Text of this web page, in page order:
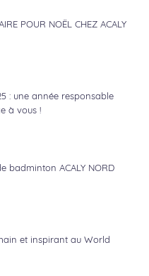
POUR NOËL CHEZ ACALY
: une année responsable
à vous !
badminton ACALY NORD
et inspirant au World